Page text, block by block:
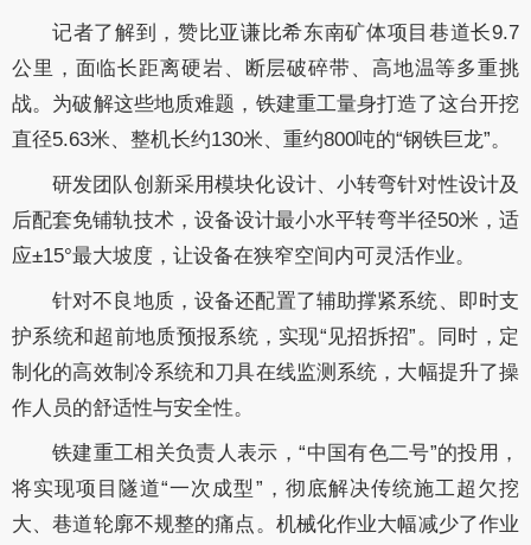
记者了解到，赞比亚谦比希东南矿体项目巷道长9.7
公里，面临长距离硬岩、断层破碎带、高地温等多重挑
战。为破解这些地质难题，铁建重工量身打造了这台开挖
直径5.63米、整机长约130米、重约800吨的“钢铁巨龙”。
研发团队创新采用模块化设计、小转弯针对性设计及
后配套免铺轨技术，设备设计最小水平转弯半径50米，适
应±15°最大坡度，让设备在狭窄空间内可灵活作业。
针对不良地质，设备还配置了辅助撑紧系统、即时支
护系统和超前地质预报系统，实现“见招拆招”。同时，定
制化的高效制冷系统和刀具在线监测系统，大幅提升了操
作人员的舒适性与安全性。
铁建重工相关负责人表示，“中国有色二号”的投用，
将实现项目隧道“一次成型”，彻底解决传统施工超欠挖
大、巷道轮廓不规整的痛点。机械化作业大幅减少了作业